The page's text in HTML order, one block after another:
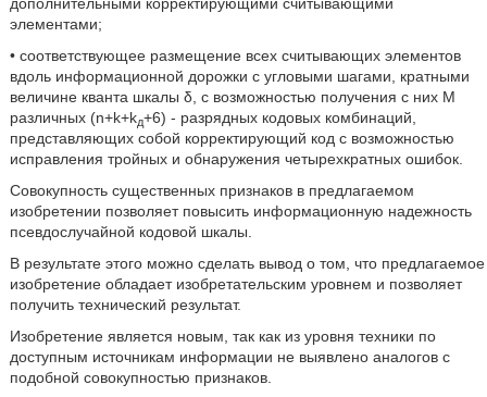
элементами;
• соответствующее размещение всех считывающих элементов
вдоль информационной дорожки с угловыми шагами, кратными
величине кванта шкалы δ, с возможностью получения с них М
различных (n+k+kд+6) - разрядных кодовых комбинаций,
представляющих собой корректирующий код с возможностью
исправления тройных и обнаружения четырехкратных ошибок.
Совокупность существенных признаков в предлагаемом
изобретении позволяет повысить информационную надежность
псевдослучайной кодовой шкалы.
В результате этого можно сделать вывод о том, что предлагаемое
изобретение обладает изобретательским уровнем и позволяет
получить технический результат.
Изобретение является новым, так как из уровня техники по
доступным источникам информации не выявлено аналогов с
подобной совокупностью признаков.